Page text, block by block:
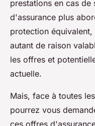
prestations en cas
d'assurance plus
protection
autant de raison
les offres et
actuelle.
Mais, face à toutes
pourrez vous
ces offres